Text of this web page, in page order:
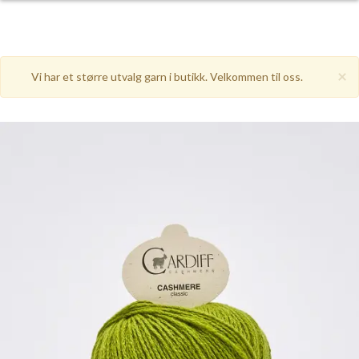
×
Vi har et større utvalg garn i butikk. Velkommen til oss.